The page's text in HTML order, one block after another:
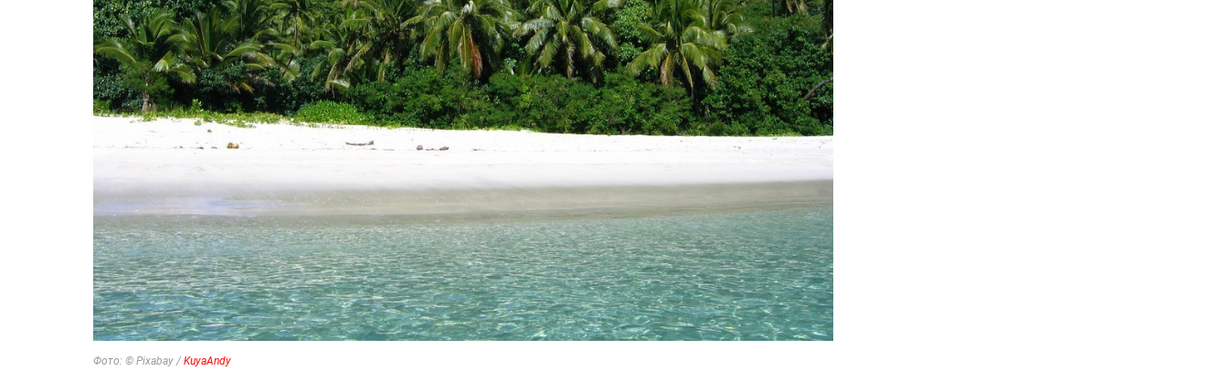
Фото: © Pixabay / KuyaAndy